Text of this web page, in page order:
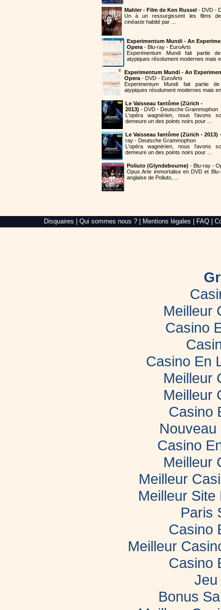
Mahler - Film de Ken Russel - DVD -
Un à un ressurgissent les films
cinéaste habité par ...
Experimentum Mundi - An
Opera - Blu-ray - EuroArts
Experimentum Mundi fait partie
atypiques résolument modernes mais
Experimentum Mundi - An
Opera - DVD - EuroArts
Experimentum Mundi fait partie
atypiques résolument modernes mais
Le Vaisseau fantôme (Zürich -
2013) - DVD - Deutsche Grammophon
L'opéra wagnérien, nous l'avons
demeure un des points noirs pour ...
Le Vaisseau fantôme (Zürich - 2013)
ray - Deutsche Grammophon
L'opéra wagnérien, nous l'avons
demeure un des points noirs pour ...
Poliuto (Glyndebourne) - Blu-ray -
Opus Arte immortalise en DVD et
anglaise de Poliuto, ...
Disquaires | Qui sommes nous ? | Mentions légales | FAQ |
Web,
Meilleur
Casino
Casino En
Meilleur
Meilleur
Casino
Casino
Meilleur
Meilleur
Meilleur
Paris
Casino
Meilleur
Casino
Jeu
Bonus